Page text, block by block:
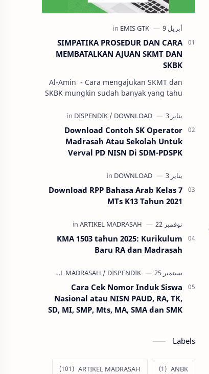
SIMPATIKA PROSEDUR DAN CARA
MEMBATALKAN AJUAN SKMT DAN
SKBK
Al-Amin - Cara mengajukan SKMT dan
SKBK mungkin sudah banyak yang tahu
membatalkan ajuan SKMT dan SKBK
Download Contoh SK Operator
Madrasah Atau Sekolah Untuk
Verval PD NISN Di SDM-PDSPK
Download RPP Bahasa Arab Kelas 7
MTs K13 Tahun 2021
KMA 1503 tahun 2025: Kurikulum
Baru RA dan Madrasah
Cara Cek Nomor Induk Siswa
Nasional atau NISN PAUD, RA, TK,
SD, MI, SMP, Mts, MA, SMA dan SMK
Labels
ANBK
ARTIKEL MADRASAH